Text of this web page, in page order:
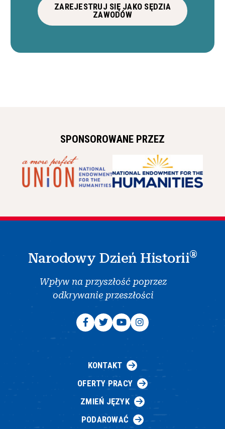
ZAREJESTRUJ SIĘ JAKO SĘDZIA
ZAWODÓW
SPONSOROWANE PRZEZ
Narodowy Dzień Historii®
Wpływ na przyszłość poprzez
odkrywanie przeszłości
KONTAKT
OFERTY PRACY
ZMIEŃ JĘZYK
PODAROWAĆ